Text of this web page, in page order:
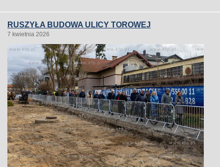
RUSZYŁA BUDOWA ULICY TOROWEJ
7 kwietnia 2026